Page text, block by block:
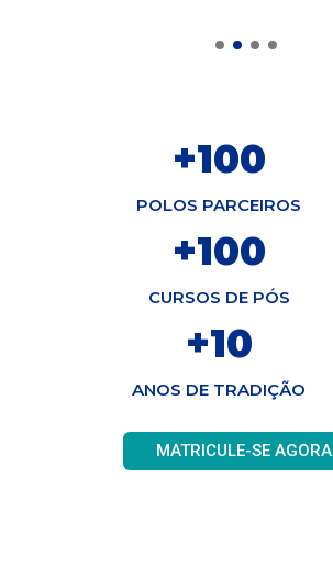
+100
POLOS PARCEIROS
+100
CURSOS DE PÓS
+10
ANOS DE TRADIÇÃO
MATRICULE-SE AGORA